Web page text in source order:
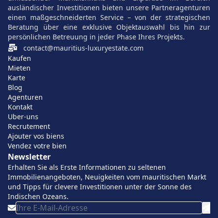
garantieren. Der regionale Markt umfasst Optionen mit
großzügigen Grundstücken, üppigen Gärten,
Wohnbereichen, die sich nach außen öffnen, und
sorgfältigen Anordnungen, die einen luftigen und
privilegierten Lebensstil erleichtern. Diese Merkmale
gehen einher mit einem beherrschten Preis, der dem
angebotenen Standard Rechnung trägt, unterstützt von
einer sicheren Umgebung und einer dynamischen lokalen
Gemeinschaft.
Verkauf von Villen und Apartments in
Calodyne: ein außergewöhnlicher
Immobilienmarkt auf Mauritius
Calodyne etabliert sich als bevorzugtes Gebiet für
diejenigen, die außergewöhnliche Immobilien in einer
natürlichen Umgebung suchen. Nur wenige Minuten von
ausländischer Investitionen bieten unsere Partneragenturen
einen maßgeschneiderten Service – von der strategischen
Beratung über eine exklusive Objektauswahl bis hin zur
persönlichen Betreuung in jeder Phase Ihres Projekts.
contact@mauritius-luxuryestate.com
Kaufen
Mieten
Karte
Blog
Agenturen
Kontakt
Uber-uns
Recrutement
Ajouter vos biens
Vendez votre bien
Newsletter
Erhalten Sie als Erste Informationen zu seltenen
Immobilienangeboten, Neuigkeiten vom mauritischen Markt
und Tipps für clevere Investitionen unter der Sonne des
Indischen Ozeans.